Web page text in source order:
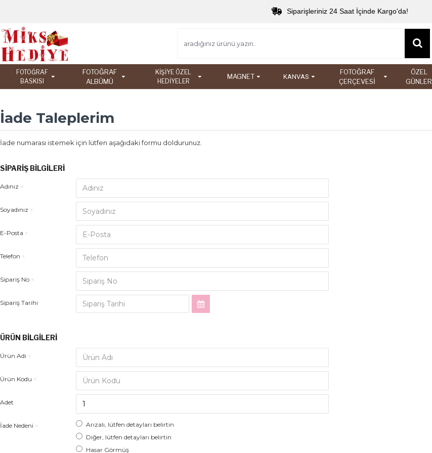
Siparişleriniz 24 Saat İçinde Kargo'da!
FOTOĞRAF
BASKISI
FOTOĞRAF
ALBÜMÜ
KİŞİYE ÖZEL
HEDİYELER
MAGNET KANVAS
FOTOĞRAF
ÇERÇEVESİ
ÖZEL
GÜNLER
İade Taleplerim
İade numarası istemek için lütfen aşağıdaki formu doldurunuz.
SIPARIŞ BILGILERI
Adınız
Soyadınız
E-Posta
Telefon
Sipariş No
Sipariş Tarihi
ÜRÜN BILGILERI
Ürün Adı
Ürün Kodu
Adet
İade Nedeni
Arızalı, lütfen detayları belirtin
Diğer, lütfen detayları belirtin
Hasar Görmüş